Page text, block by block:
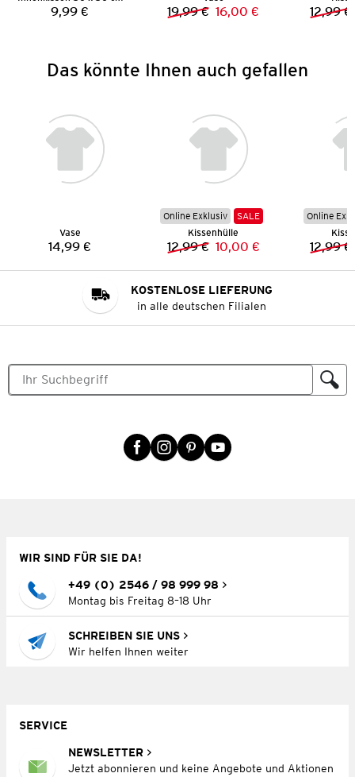
Preis:
9,99 € Vorheriger Preis:
19,99 € Neuer Preis:
16,00 € 12,99 €
Das könnte Ihnen auch gefallen
Vase
Preis:
14,99 €
Online Exklusiv
SALE
Kissenhülle
Vorheriger Preis:
12,99 € Neuer Preis:
10,00 €
Online
12,99 €
KOSTENLOSE LIEFERUNG
in alle deutschen Filialen
WIR SIND FÜR SIE DA!
+49 (0) 2546 / 98 999 98
Montag bis Freitag 8–18 Uhr
SCHREIBEN SIE UNS
Wir helfen Ihnen weiter
SERVICE
NEWSLETTER
Jetzt abonnieren und keine Angebote und Aktionen